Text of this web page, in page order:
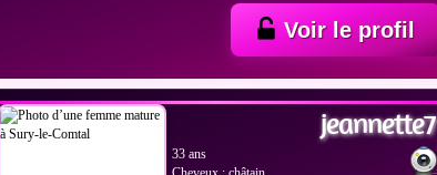
Voir le profil
jeannette7
33 ans